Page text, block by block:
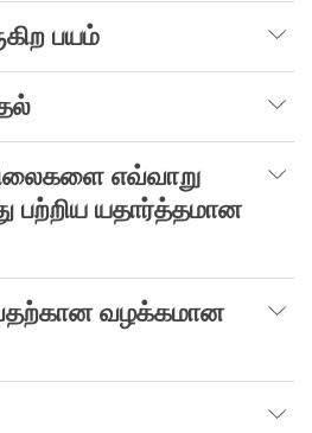
பயம்
எவ்வாறு
பற்றிய யதார்த்தமான
வழக்கமான